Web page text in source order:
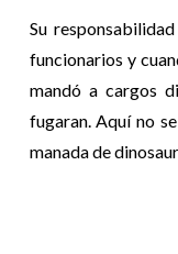
Su
funcionarios y
mandó a cargos
fugaran. Aquí no
manada de